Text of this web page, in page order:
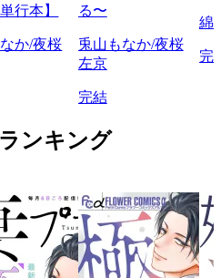
行本】
か/夜桜
る〜
兎山もなか/夜桜
左京
完結
綿
完
ンキング